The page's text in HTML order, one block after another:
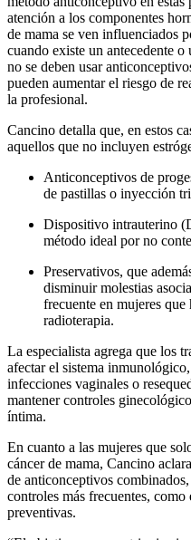
atención a los componentes
de mama se ven influenciados
cuando existe un antecedente o
no se deben usar
pueden aumentar el riesgo de
la profesional.
Cancino detalla que, en estos
aquellos que no incluyen
Anticonceptivos de
de pastillas o inyección
Dispositivo intrauterino
método ideal por no
Preservativos, que
disminuir molestias
frecuente en mujeres
radioterapia.
La especialista agrega que los
afectar el sistema
infecciones vaginales o
mantener controles
íntima.
En cuanto a las mujeres que
cáncer de mama, Cancino
de anticonceptivos
controles más frecuentes,
preventivas.